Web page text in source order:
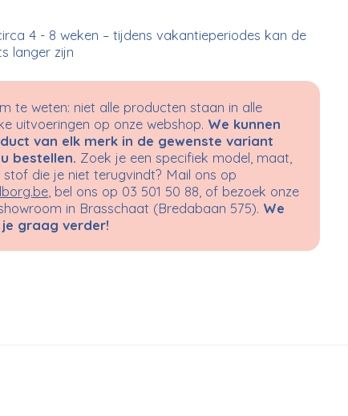
4 - 8 weken – tijdens vakantieperiodes kan de
langer zijn
te weten: niet alle producten staan in alle
uitvoeringen op onze webshop. We kunnen
van elk merk in de gewenste variant
bestellen. Zoek je een specifiek model, maat,
stof die je niet terugvindt? Mail ons op
, bel ons op 03 501 50 88, of bezoek onze
in Brasschaat (Bredabaan 575). We
je graag verder!